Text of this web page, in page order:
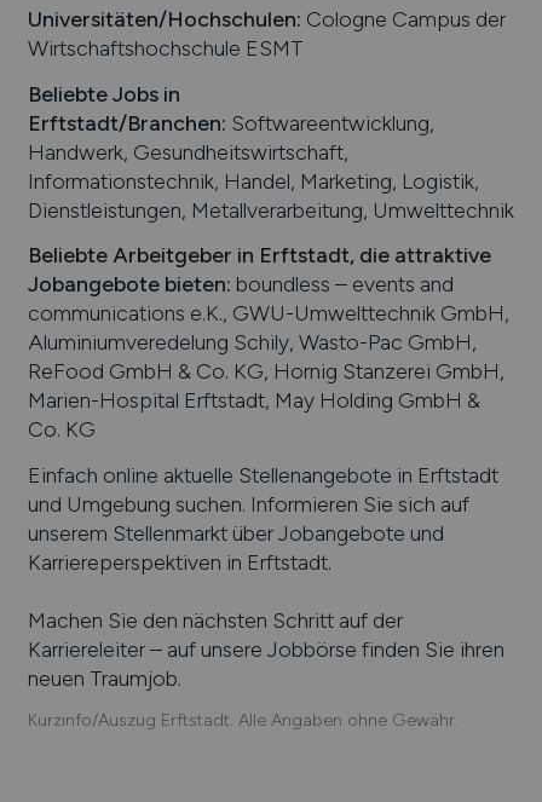
Universitäten/Hochschulen: Cologne Campus der
Wirtschaftshochschule ESMT
Beliebte Jobs in
Erftstadt/Branchen: Softwareentwicklung,
Handwerk, Gesundheitswirtschaft,
Informationstechnik, Handel, Marketing, Logistik,
Dienstleistungen, Metallverarbeitung, Umwelttechnik
Beliebte Arbeitgeber in Erftstadt, die attraktive
Jobangebote bieten: boundless – events and
communications e.K., GWU-Umwelttechnik GmbH,
Aluminiumveredelung Schily, Wasto-Pac GmbH,
ReFood GmbH & Co. KG, Hornig Stanzerei GmbH,
Marien-Hospital Erftstadt, May Holding GmbH &
Co. KG
Einfach online aktuelle Stellenangebote in Erftstadt
und Umgebung suchen. Informieren Sie sich auf
unserem Stellenmarkt über Jobangebote und
Karriereperspektiven in Erftstadt.
Machen Sie den nächsten Schritt auf der
Karriereleiter – auf unsere Jobbörse finden Sie ihren
neuen Traumjob.
Kurzinfo/Auszug Erftstadt. Alle Angaben ohne Gewähr.